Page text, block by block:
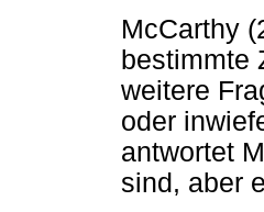
McCarthy
bestimmte
weitere
oder
antwortet
sind, aber